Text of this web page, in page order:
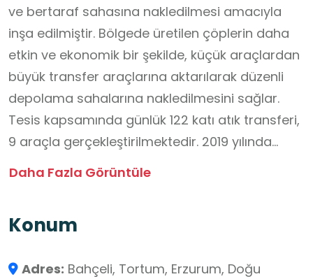
ve bertaraf sahasına nakledilmesi amacıyla
inşa edilmiştir. Bölgede üretilen çöplerin daha
etkin ve ekonomik bir şekilde, küçük araçlardan
büyük transfer araçlarına aktarılarak düzenli
depolama sahalarına nakledilmesini sağlar.
Tesis kapsamında günlük 122 katı atık transferi,
9 araçla gerçekleştirilmektedir. 2019 yılında
tamamlanan tesis ,çevre kirliliğini önleyerek
Daha Fazla Görüntüle
Konum
Adres: Bahçeli, Tortum, Erzurum, Doğu